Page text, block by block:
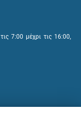
7:00 μέχρι τις 16:00,